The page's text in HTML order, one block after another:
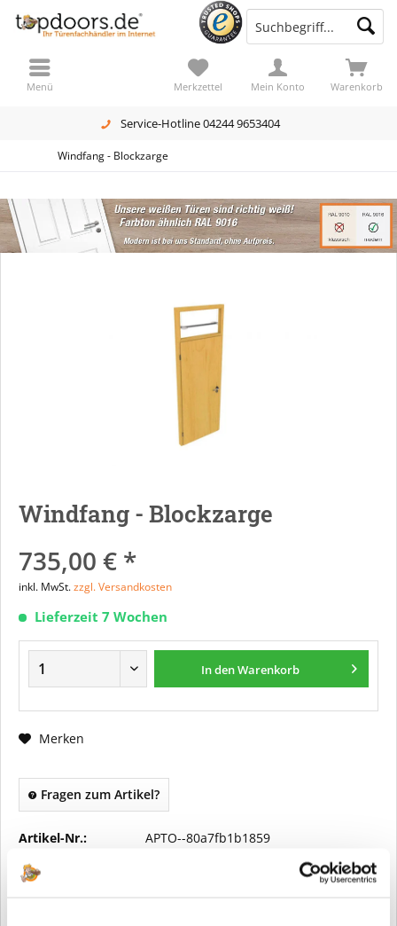
Service-Hotline 04244 9653404
Warenkorb
Merkzettel Mein Konto
Menü
Windfang - Blockzarge
Windfang - Blockzarge
735,00 € *
inkl. MwSt.zzgl. Versandkosten
Lieferzeit 7 Wochen
In denWarenkorb
Merken
Fragen zum Artikel?
Artikel-Nr.: APTO--80a7fb1b1859
Vorteile